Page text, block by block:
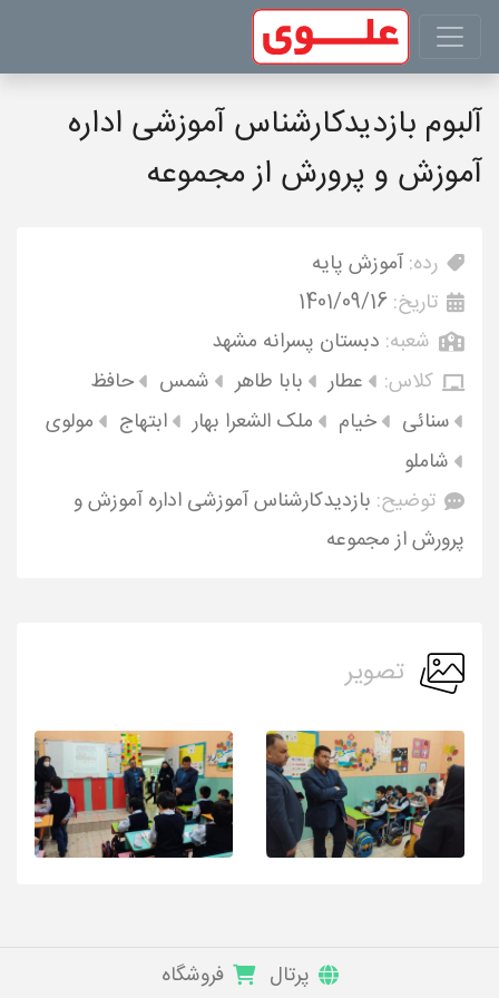
آلبوم بازدیدکارشناس آموزشی اداره
آموزش و پرورش از مجموعه
رده: آموزش پایه
تاریخ: 1401/09/16
شعبه: دبستان پسرانه مشهد
کلاس:
عطار بابا طاهر شمس
حافظ
سنائی
خیام ملک الشعرا بهار ابتهاج
مولوی
شاملو
توضیح: بازدیدکارشناس آموزشی اداره آموزش و
پرورش از مجموعه
تصویر
پرتال فروشگاه